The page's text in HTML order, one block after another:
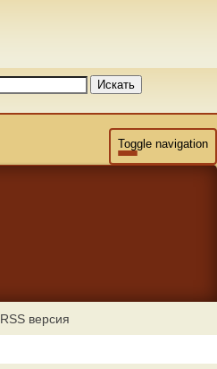
Искать
Toggle navigation
RSS версия